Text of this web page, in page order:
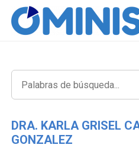
DRA. KARLA GRISEL
GONZALEZ